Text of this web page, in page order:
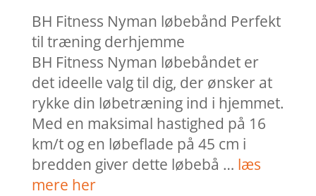
BH Fitness Nyman løbebånd Perfekt
til træning derhjemme
BH Fitness Nyman løbebåndet er
det ideelle valg til dig, der ønsker at
rykke din løbetræning ind i hjemmet.
Med en maksimal hastighed på 16
km/t og en løbeflade på 45 cm i
bredden giver dette løbebå … læs
mere her